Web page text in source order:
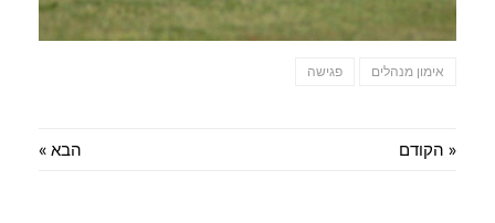
אימון מנהלים פגישה
« הקודם הבא »